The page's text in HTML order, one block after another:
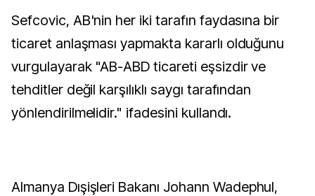
Sefcovic, AB'nin her iki tarafın faydasına bir
ticaret anlaşması yapmakta kararlı olduğunu
vurgulayarak "AB-ABD ticareti eşsizdir ve
tehditler değil karşılıklı saygı tarafından
yönlendirilmelidir." ifadesini kullandı.
Almanya Dışişleri Bakanı Johann Wadephul,